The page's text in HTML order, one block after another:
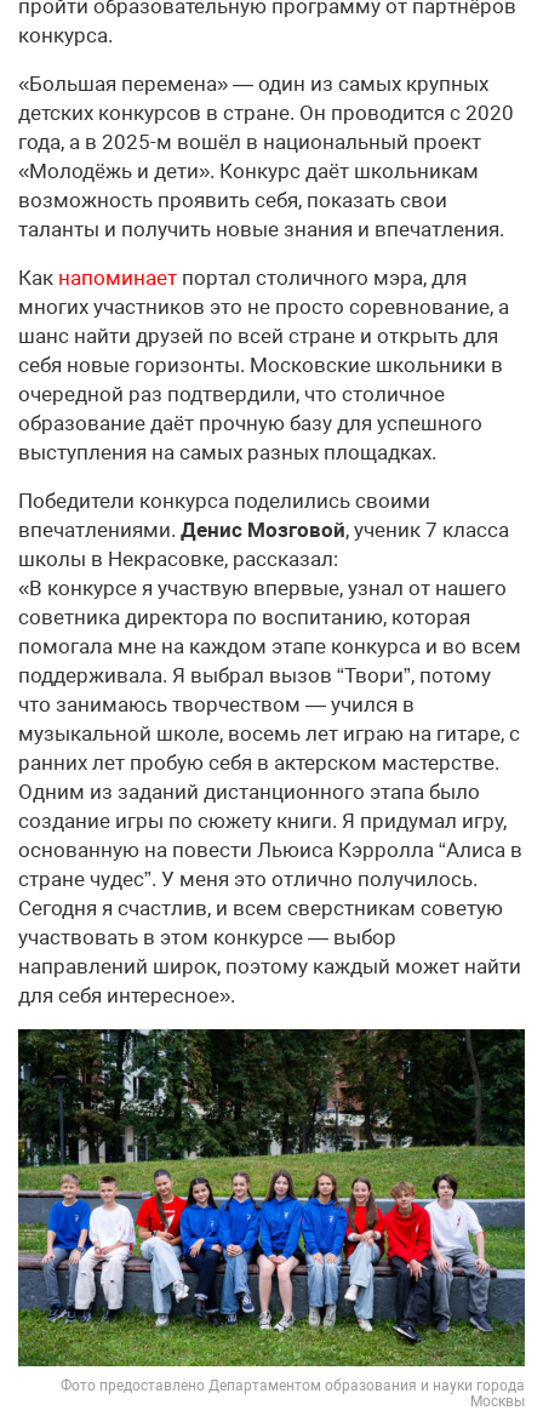
пройти образовательную программу от партнёров
конкурса.
«Большая перемена» — один из самых крупных
детских конкурсов в стране. Он проводится с 2020
года, а в 2025-м вошёл в национальный проект
«Молодёжь и дети». Конкурс даёт школьникам
возможность проявить себя, показать свои
таланты и получить новые знания и впечатления.
Как напоминает портал столичного мэра, для
многих участников это не просто соревнование, а
шанс найти друзей по всей стране и открыть для
себя новые горизонты. Московские школьники в
очередной раз подтвердили, что столичное
образование даёт прочную базу для успешного
выступления на самых разных площадках.
Победители конкурса поделились своими
впечатлениями. Денис Мозговой, ученик 7 класса
школы в Некрасовке, рассказал:
«В конкурсе я участвую впервые, узнал от нашего
советника директора по воспитанию, которая
помогала мне на каждом этапе конкурса и во всем
поддерживала. Я выбрал вызов “Твори”, потому
что занимаюсь творчеством — учился в
музыкальной школе, восемь лет играю на гитаре, с
ранних лет пробую себя в актерском мастерстве.
Одним из заданий дистанционного этапа было
создание игры по сюжету книги. Я придумал игру,
основанную на повести Льюиса Кэрролла “Алиса в
стране чудес”. У меня это отлично получилось.
Сегодня я счастлив, и всем сверстникам советую
участвовать в этом конкурсе — выбор
направлений широк, поэтому каждый может найти
для себя интересное».
Фото предоставлено Департаментом образования и науки города
Москвы